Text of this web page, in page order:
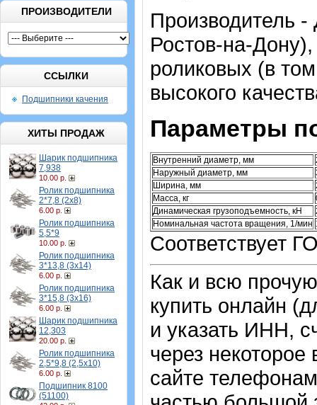
ПРОИЗВОДИТЕЛИ
ССЫЛКИ
Подшипники качения
ХИТЫ ПРОДАЖ
Шарик подшипника
7,938
10.00 р.
Ролик подшипника
2*7,8 (2х8)
6.00 р.
Ролик подшипника
5,5*9
10.00 р.
Ролик подшипника
3*13,8 (3х14)
6.00 р.
Ролик подшипника
3*15,8 (3х16)
6.00 р.
Шарик подшипника
12,303
20.00 р.
Ролик подшипника
2,5*9,8 (2,5х10)
6.00 р.
Подшипник 8100
(51100)
Производитель
Ростов-на-
роликовых (в
высокого
Параметры
Внутренний диаметр, мм
Наружный диаметр, мм
Ширина, мм
Масса, кг
Динамическая грузоподъемность, кН
Номинальная частота вращения, 1/мин
Соответствует
Как и всю
купить онлайн
и указать ИНН,
через
сайте